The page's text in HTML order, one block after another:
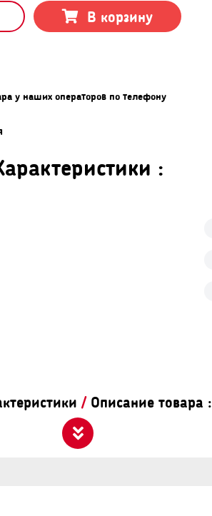
у наших операторов по телефону
В корзину
:
/Описание товара :